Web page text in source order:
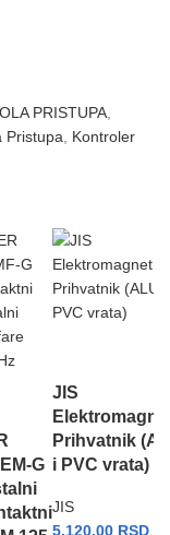
PRISTUPA
Pristupa Kontroler
G
JIS
Prihvatnik
i PVC vrata)
JIS
5,120.00 RSD